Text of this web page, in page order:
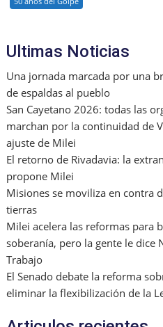
Ultimas Noticias
Una jornada marcada por una
de espaldas al pueblo
San Cayetano 2026: todas las
marchan por la continuidad de
ajuste de Milei
El retorno de Rivadavia: la
propone Milei
Misiones se moviliza en contra
tierras
Milei acelera las reformas para
soberanía, pero la gente le dice
Trabajo
El Senado debate la reforma
eliminar la flexibilización de la